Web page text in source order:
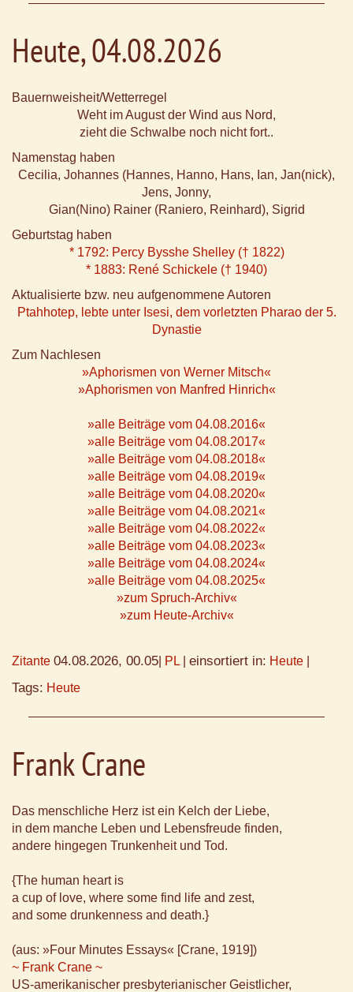
Heute, 04.08.2026
Bauernweisheit/Wetterregel
Weht im August der Wind aus Nord,
zieht die Schwalbe noch nicht fort..
Namenstag haben
Cecilia, Johannes (Hannes, Hanno, Hans, Ian, Jan(nick),
Jens, Jonny,
Gian(Nino) Rainer (Raniero, Reinhard), Sigrid
Geburtstag haben
* 1792: Percy Bysshe Shelley († 1822)
* 1883: René Schickele († 1940)
Aktualisierte bzw. neu aufgenommene Autoren
Ptahhotep, lebte unter Isesi, dem vorletzten Pharao der 5.
Dynastie
Zum Nachlesen
»Aphorismen von Werner Mitsch«
»Aphorismen von Manfred Hinrich«
»alle Beiträge vom 04.08.2016«
»alle Beiträge vom 04.08.2017«
»alle Beiträge vom 04.08.2018«
»alle Beiträge vom 04.08.2019«
»alle Beiträge vom 04.08.2020«
»alle Beiträge vom 04.08.2021«
»alle Beiträge vom 04.08.2022«
»alle Beiträge vom 04.08.2023«
»alle Beiträge vom 04.08.2024«
»alle Beiträge vom 04.08.2025«
»zum Spruch-Archiv«
»zum Heute-Archiv«
Zitante 04.08.2026, 00.05 PL einsortiert in: Heute
Tags: Heute
Frank Crane
Das menschliche Herz ist ein Kelch der Liebe,
in dem manche Leben und Lebensfreude finden,
andere hingegen Trunkenheit und Tod.
{The human heart is
a cup of love, where some find life and zest,
and some drunkenness and death.}
(aus: »Four Minutes Essays« [Crane, 1919])
~ Frank Crane ~
US-amerikanischer presbyterianischer Geistlicher,